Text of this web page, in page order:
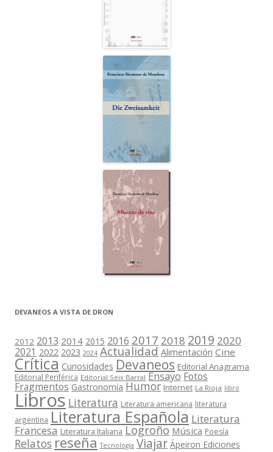
DEVANEOS A VISTA DE DRON
2012 2013 2014 2015 2016 2017 2018 2019 2020
2021 2022 2023 2024 Actualidad Alimentación Cine
Crítica Curiosidades Devaneos Editorial Anagrama
Editorial Periférica Editorial Seix Barral Ensayo Fotos
Fragmentos Gastronomía Humor Internet La Rioja libro
Libros Literatura Literatura americana literatura
argentina Literatura Española Literatura
Francesa Literatura Italiana Logroño Música Poesía
Relatos reseña Tecnología Viajar Ápeiron Ediciones